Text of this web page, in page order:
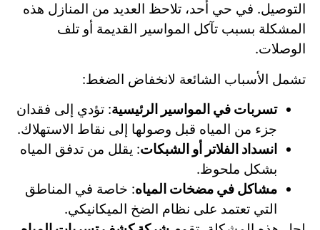
التوصيل. في حي أحد، تلاحظ العديد من المنازل هذه
المشكلة بسبب تآكل المواسير القديمة أو تلف
الوصلات.
تشمل الأسباب الشائعة لانخفاض الضغط:
تسربات في المواسير الرئيسية: تؤدي إلى فقدان
جزء من المياه قبل وصولها إلى نقاط الاستهلاك.
انسداد الفلاتر أو الشبكات: يقلل من تدفق المياه
بشكل ملحوظ.
مشاكل في مضخات المياه: خاصة في المناطق
التي تعتمد على نظام الضخ الميكانيكي.